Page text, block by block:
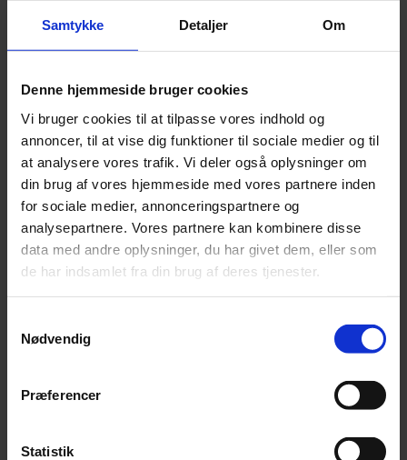
Samtykke Detaljer Om
Denne hjemmeside bruger cookies
Vi bruger cookies til at tilpasse vores indhold og
annoncer, til at vise dig funktioner til sociale medier og til
at analysere vores trafik. Vi deler også oplysninger om
din brug af vores hjemmeside med vores partnere inden
for sociale medier, annonceringspartnere og
analysepartnere. Vores partnere kan kombinere disse
data med andre oplysninger, du har givet dem, eller som
de har indsamlet fra din brug af deres tjenester.
Nødvendig
Præferencer
Statistik
Tag fat i en af os. Vi står klar til at hjælpe.